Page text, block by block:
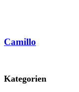
Camillo
Kategorien